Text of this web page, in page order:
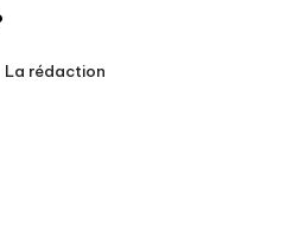
La rédaction